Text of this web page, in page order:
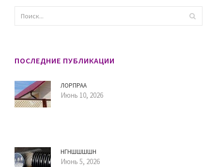
ПОСЛЕДНИЕ ПУБЛИКАЦИИ
ЛОРПРАА
Июнь 10, 2026
НГНШШШШН
Июнь 5, 2026